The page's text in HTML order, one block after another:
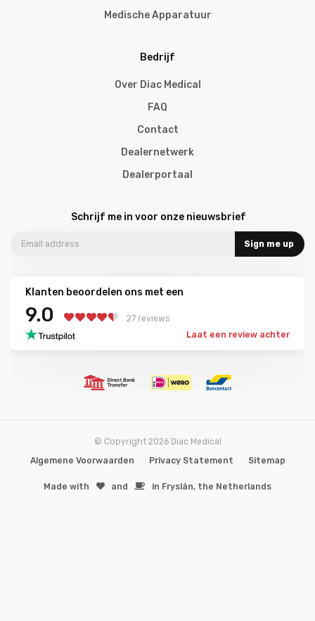
Medische Apparatuur
Bedrijf
Over Diac Medical
FAQ
Contact
Dealernetwerk
Dealerportaal
Schrijf me in voor onze nieuwsbrief
Sign me up
Klanten beoordelen ons met een
9.0
27 reviews
Laat een review achter
© Copyright 2026 Diac Medical
Algemene Voorwaarden
Privacy Statement Sitemap
Made with ️and in Fryslân, the Netherlands